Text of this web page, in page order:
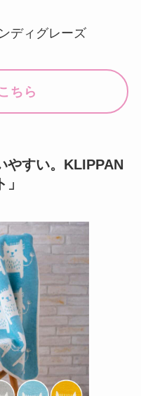
ディグレーズ
ちら
やすい。KLIPPAN